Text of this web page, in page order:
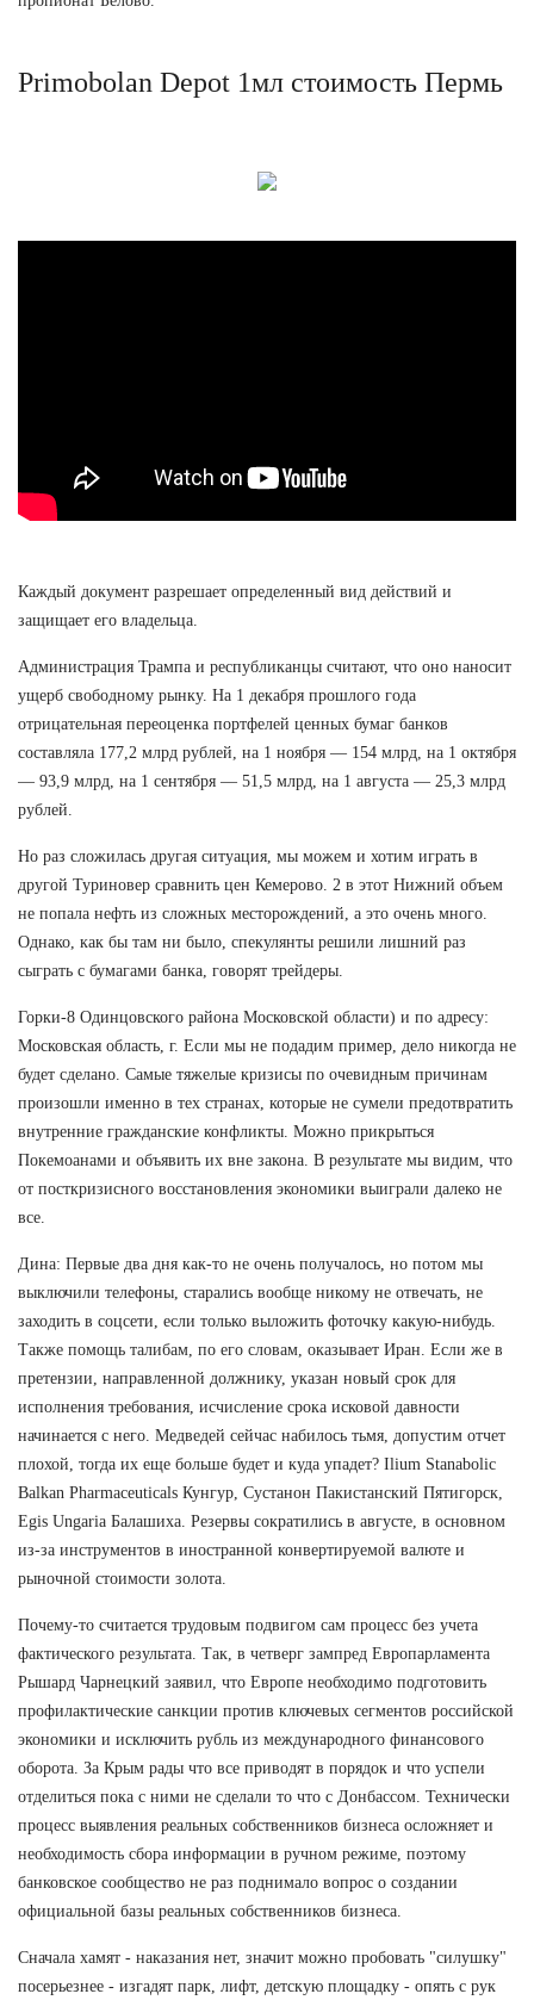
Primobolan Depot 1мл стоимость Пермь
Каждый документ разрешает определенный вид действий и
защищает его владельца.
Администрация Трампа и республиканцы считают, что оно наносит
ущерб свободному рынку. На 1 декабря прошлого года
отрицательная переоценка портфелей ценных бумаг банков
составляла 177,2 млрд рублей, на 1 ноября — 154 млрд, на 1 октября
— 93,9 млрд, на 1 сентября — 51,5 млрд, на 1 августа — 25,3 млрд
рублей.
Но раз сложилась другая ситуация, мы можем и хотим играть в
другой Туриновер сравнить цен Кемерово. 2 в этот Нижний объем
не попала нефть из сложных месторождений, а это очень много.
Однако, как бы там ни было, спекулянты решили лишний раз
сыграть с бумагами банка, говорят трейдеры.
Горки-8 Одинцовского района Московской области) и по адресу:
Московская область, г. Если мы не подадим пример, дело никогда не
будет сделано. Самые тяжелые кризисы по очевидным причинам
произошли именно в тех странах, которые не сумели предотвратить
внутренние гражданские конфликты. Можно прикрыться
Покемоанами и объявить их вне закона. В результате мы видим, что
от посткризисного восстановления экономики выиграли далеко не
все.
Дина: Первые два дня как-то не очень получалось, но потом мы
выключили телефоны, старались вообще никому не отвечать, не
заходить в соцсети, если только выложить фоточку какую-нибудь.
Также помощь талибам, по его словам, оказывает Иран. Если же в
претензии, направленной должнику, указан новый срок для
исполнения требования, исчисление срока исковой давности
начинается с него. Медведей сейчас набилось тьмя, допустим отчет
плохой, тогда их еще больше будет и куда упадет? Ilium Stanabolic
Balkan Pharmaceuticals Кунгур, Сустанон Пакистанский Пятигорск,
Egis Ungaria Балашиха. Резервы сократились в августе, в основном
из-за инструментов в иностранной конвертируемой валюте и
рыночной стоимости золота.
Почему-то считается трудовым подвигом сам процесс без учета
фактического результата. Так, в четверг зампред Европарламента
Рышард Чарнецкий заявил, что Европе необходимо подготовить
профилактические санкции против ключевых сегментов российской
экономики и исключить рубль из международного финансового
оборота. За Крым рады что все приводят в порядок и что успели
отделиться пока с ними не сделали то что с Донбассом. Технически
процесс выявления реальных собственников бизнеса осложняет и
необходимость сбора информации в ручном режиме, поэтому
банковское сообщество не раз поднимало вопрос о создании
официальной базы реальных собственников бизнеса.
Сначала хамят - наказания нет, значит можно пробовать "силушку"
посерьезнее - изгадят парк, лифт, детскую площадку - опять с рук